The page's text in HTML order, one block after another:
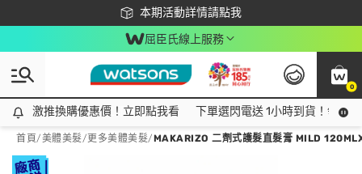
本期活動詳情請點我
下載app最高回饋$350
屈臣氏線上服務
0
激推換購優惠價！立即點我看
激推換購優惠價！立即點我看 下單選閃電送 1小時到貨！領神
首頁/美體美髮/ 更多美體美髮/MAKARIZO 二劑式護髮直髮膏 MILD